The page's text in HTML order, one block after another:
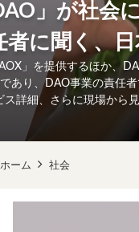
」が社会
者に聞く、
」を提供するほか、
あり、DAO事業の責任
ス詳細、さらに現場から
ホーム 社会